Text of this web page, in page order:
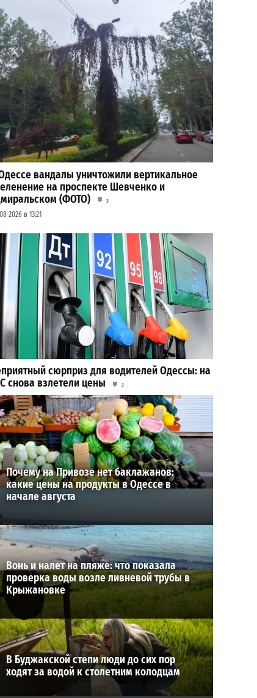
вандалы уничтожили вертикальное
на проспекте Шевченко и
(ФОТО)
3
2026 в 13:21
сюрприз для водителей Одессы: на
снова взлетели цены
2
07-2026 в 06:47
РЕДАКЦИИ
Почему на Привозе нет баклажанов:
какие цены на продукты в Одессе в
начале августа
Вонь и налет на пляже: что показала
проверка воды возле ливневой трубы в
Крыжановке
В Буджакской степи люди до сих пор
ходят за водой к столетним колодцам